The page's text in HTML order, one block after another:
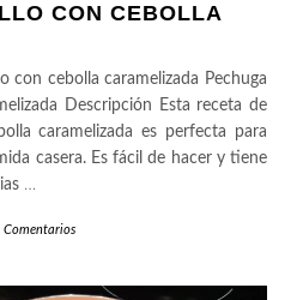
CON CEBOLLA
con cebolla caramelizada Pechuga
Descripción Esta receta de
caramelizada es perfecta para
casera. Es fácil de hacer y tiene
…
Comentarios